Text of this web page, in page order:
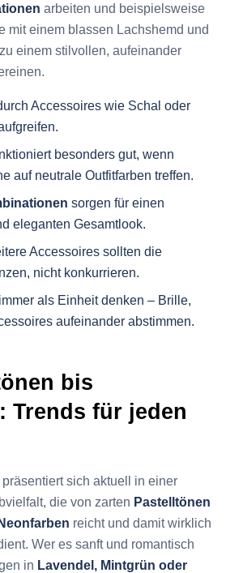
arbeiten und beispielsweise
mit einem blassen Lachshemd und
einem stilvollen, aufeinander
Accessoires wie Schal oder
besonders gut, wenn
auf neutrale Outfitfarben treffen.
sorgen für einen
eleganten Gesamtlook.
Accessoires sollten die
nicht konkurrieren.
als Einheit denken – Brille,
aufeinander abstimmen.
bis
Trends für jeden
sich aktuell in einer
die von zarten Pastelltönen
Neonfarben reicht und damit wirklich
Wer es sanft und romantisch
in Lavendel, Mintgrün oder